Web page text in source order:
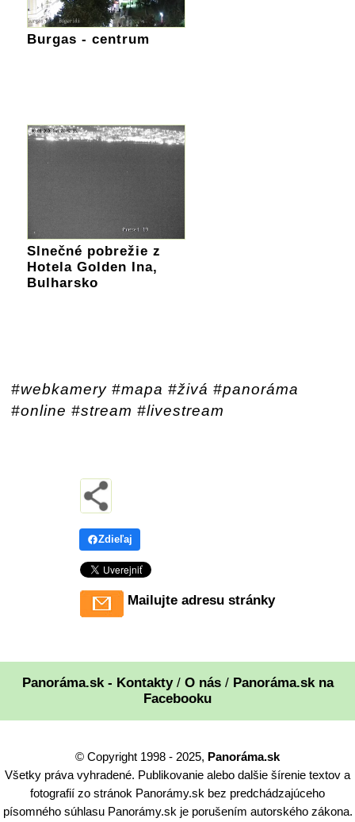
Burgas - centrum
Slnečné pobrežie z
Hotela Golden Ina,
Bulharsko
#webkamery #mapa #živá #panoráma
#online #stream #livestream
Zdieľaj
Mailujte adresu stránky
Panoráma.sk - Kontakty/ O nás/ Panoráma.sk na
Facebooku
© Copyright 1998 - 2025, Panoráma.sk
Všetky práva vyhradené. Publikovanie alebo dalšie šírenie textov a
fotografií zo stránok Panorámy.sk bez predchádzajúceho
písomného súhlasu Panorámy.sk je porušením autorského zákona.